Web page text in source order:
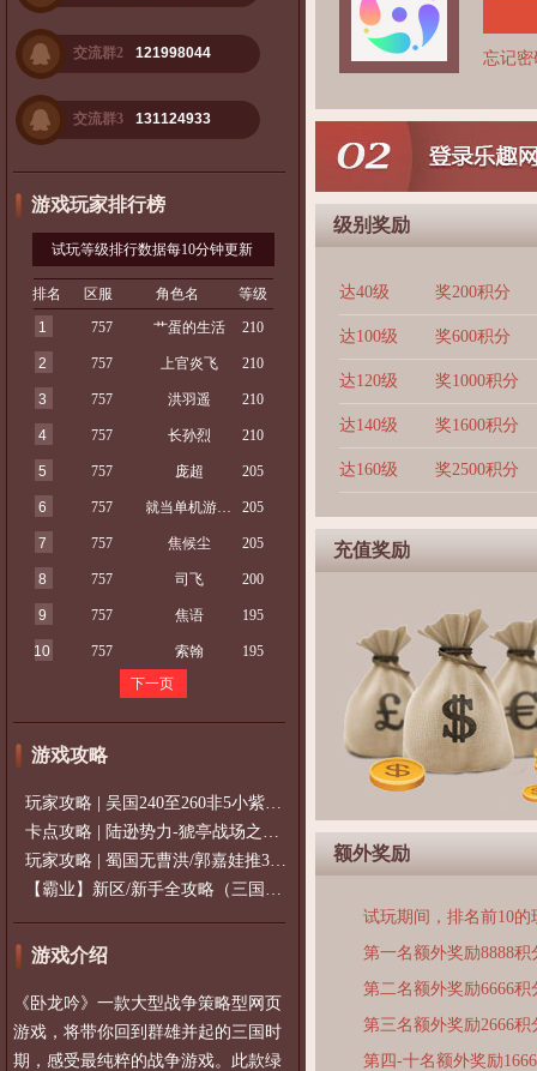
交流群2 121998044
交流群3 131124933
游戏玩家排行榜
试玩等级排行数据每10分钟更新
排名 区服 角色名
等级
1
757 艹蛋的生活 210
2 757 上官炎飞 210
3 757 洪羽遥 210
4 757 长孙烈 210
5 757 庞超 205
6 757 就当单机游戏玩 205
7 757 焦候尘 205
8 757 司飞 200
9 757 焦语 195
10 757 索翰
195
下一页
游戏攻略
玩家攻略 | 吴国240至260非5小紫过策免
卡点攻略 | 陆逊势力-猇亭战场之陆逊
玩家攻略 | 蜀国无曹洪/郭嘉娃推375级，
【霸业】新区/新手全攻略（三国通用）2
游戏介绍
《卧龙吟》一款大型战争策略型网页
游戏，将带你回到群雄并起的三国时
期，感受最纯粹的战争游戏。此款绿
忘记密
级别奖励
达40级 奖200积分
达100级 奖600积分
达120级 奖1000积分
达140级 奖1600积分
达160级 奖2500积分
充值奖励
额外奖励
试玩期间，排名前10
第一名额外奖励8888积
第二名额外奖励6666积
第三名额外奖励2666积
第四-十名额外奖励